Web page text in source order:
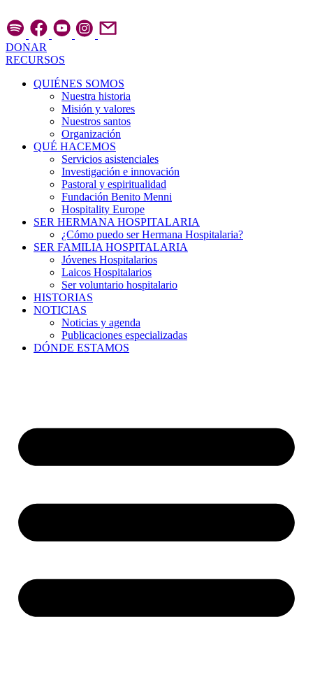
al
contenido
DONAR
RECURSOS
QUIÉNES SOMOS
Nuestra historia
Misión y valores
Nuestros santos
Organización
QUÉ HACEMOS
Servicios asistenciales
Investigación e innovación
Pastoral y espiritualidad
Fundación Benito Menni
Hospitality Europe
SER HERMANA HOSPITALARIA
¿Cómo puedo ser Hermana Hospitalaria?
SER FAMILIA HOSPITALARIA
Jóvenes Hospitalarios
Laicos Hospitalarios
Ser voluntario hospitalario
HISTORIAS
NOTICIAS
Noticias y agenda
Publicaciones especializadas
DÓNDE ESTAMOS